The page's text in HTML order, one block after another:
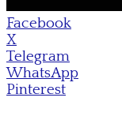
Facebook
X
Telegram
WhatsApp
Pinterest